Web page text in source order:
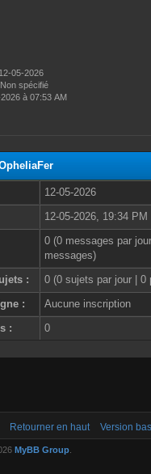
12-05-2026
Non spécifié
à 07:53 AM
12-05-2026
12-05-2026, 19:34 PM
0 (0 messages par
messages)
:
0 (0 sujets par jour | 0
:
Aucune inscription
:
0
Retourner en haut Version
MyBB Group.